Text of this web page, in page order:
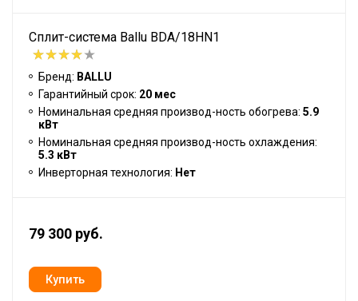
Сплит-система Ballu BDA/18HN1
Бренд: BALLU
Гарантийный срок: 20 мес
Номинальная средняя производ-ность обогрева: 5.9
кВт
Номинальная средняя производ-ность охлаждения:
5.3 кВт
Инверторная технология: Нет
79 300 руб.